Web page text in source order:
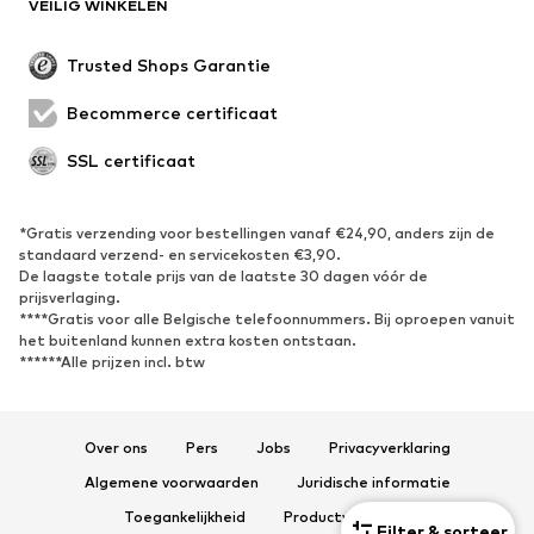
Evenementen
SCHOENEN
Sneakers
Enkellaarsjes
Pumps & hakken
Laarzen
Sandalen
Sportschoenen
Ballerina's
Muiltjes
VEILIG WINKELEN
Trusted Shops Garantie
Becommerce certificaat
SSL certificaat
*Gratis verzending voor bestellingen vanaf €24,90, anders zijn de
standaard verzend- en servicekosten €3,90.
De laagste totale prijs van de laatste 30 dagen vóór de
prijsverlaging.
****Gratis voor alle Belgische telefoonnummers. Bij oproepen vanuit
het buitenland kunnen extra kosten ontstaan.
******Alle prijzen incl. btw
Over ons Pers Jobs
Privacyverklaring
Algemene voorwaarden
Juridische informatie
Toegankelijkheid
Productveiligheid